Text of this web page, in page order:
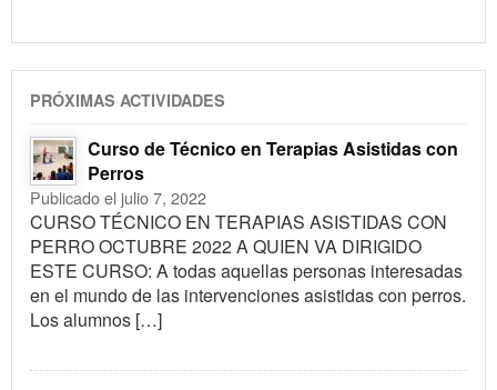
PRÓXIMAS ACTIVIDADES
Curso de Técnico en Terapias Asistidas con
Perros
Publicado el julio 7, 2022
CURSO TÉCNICO EN TERAPIAS ASISTIDAS CON
PERRO OCTUBRE 2022 A QUIEN VA DIRIGIDO
ESTE CURSO: A todas aquellas personas interesadas
en el mundo de las intervenciones asistidas con perros.
Los alumnos […]